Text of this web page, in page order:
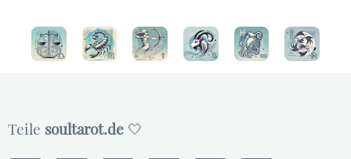
Teile soultarot.de 🤍